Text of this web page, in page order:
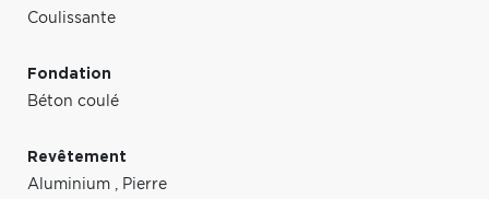
Coulissante
Fondation
Béton coulé
Revêtement
Aluminium , Pierre